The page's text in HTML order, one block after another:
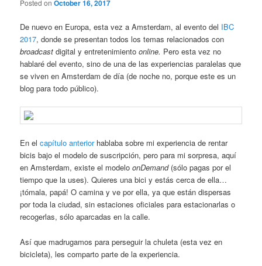
Posted onOctober 16, 2017
De nuevo en Europa, esta vez a Amsterdam, al evento del IBC
2017, donde se presentan todos los temas relacionados con
broadcast digital y entretenimientoonline. Pero esta vez no
hablaré del evento, sino de una de las experiencias paralelas que
se viven en Amsterdam de día (de noche no, porque este es un
blog para todo público).
En elcapítulo anteriorhablaba sobre mi experiencia de rentar
bicis bajo el modelo de suscripción, pero para mi sorpresa, aquí
en Amsterdam, existe el modeloonDemand (sólo pagas por el
tiempo que la uses). Quieres una bici y estás cerca de ella…
¡tómala, papá! O camina y ve por ella, ya que están dispersas
por toda la ciudad, sin estaciones oficiales para estacionarlas o
recogerlas, sólo aparcadas en la calle.
Así que madrugamos para perseguir la chuleta (esta vez en
bicicleta), les comparto parte de la experiencia.